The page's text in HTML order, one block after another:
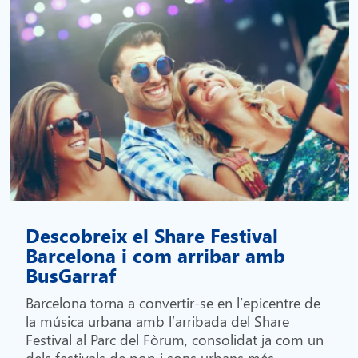
Descobreix el Share Festival
Barcelona i com arribar amb
BusGarraf
Barcelona torna a convertir-se en l’epicentre de
la música urbana amb l’arribada del Share
Festival al Parc del Fòrum, consolidat ja com un